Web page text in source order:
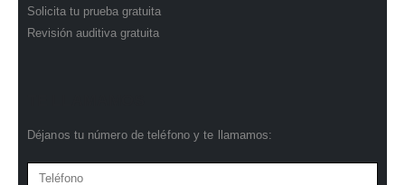
Solicita tu prueba gratuita
Revisión auditiva gratuita
Déjanos tu número de teléfono y te llamamos: